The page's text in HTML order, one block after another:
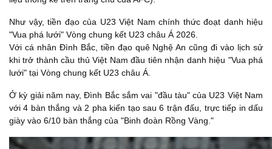
Như vậy, tiền đạo của U23 Việt Nam chính thức đoạt danh hiệu
"Vua phá lưới" Vòng chung kết U23 châu Á 2026.
Với cá nhân Đình Bắc, tiền đạo quê Nghệ An cũng đi vào lịch sử
khi trở thành cầu thủ Việt Nam đầu tiên nhận danh hiệu "Vua phá
lưới" tại Vòng chung kết U23 châu Á.
Ở kỳ giải năm nay, Đình Bắc sắm vai "đầu tàu" của U23 Việt Nam
với 4 bàn thắng và 2 pha kiến tạo sau 6 trận đấu, trực tiếp in dấu
giày vào 6/10 bàn thắng của "Binh đoàn Rồng Vàng."